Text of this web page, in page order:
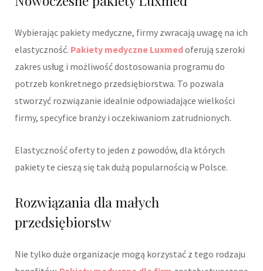
Wybierając pakiety medyczne, firmy zwracają uwagę na ich
elastyczność. Pakiety medyczne Luxmedoferują szeroki
zakres usług i możliwość dostosowania programu do
potrzeb konkretnego przedsiębiorstwa. To pozwala
stworzyć rozwiązanie idealnie odpowiadające wielkości
firmy, specyfice branży i oczekiwaniom zatrudnionych.
Elastyczność oferty to jeden z powodów, dla których
pakiety te cieszą się tak dużą popularnością w Polsce.
Rozwiązania dla małych
przedsiębiorstw
Nie tylko duże organizacje mogą korzystać z tego rodzaju